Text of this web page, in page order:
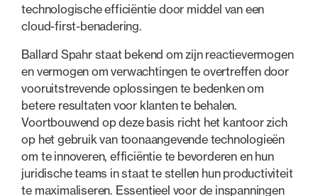
technologische efficiëntie door middel van een
cloud-first-benadering.
Ballard Spahr staat bekend om zijn reactievermogen
en vermogen om verwachtingen te overtreffen door
vooruitstrevende oplossingen te bedenken om
betere resultaten voor klanten te behalen.
Voortbouwend op deze basis richt het kantoor zich
op het gebruik van toonaangevende technologieën
om te innoveren, efficiëntie te bevorderen en hun
juridische teams in staat te stellen hun productiviteit
te maximaliseren. Essentieel voor de inspanningen